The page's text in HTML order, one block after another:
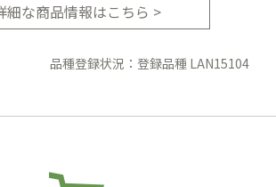
細な商品情報はこちら >
品種登録状況：登録品種 LAN15104